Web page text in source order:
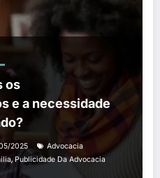
os
e a necessidade
2025
Advocacia
,Publicidade Da Advocacia